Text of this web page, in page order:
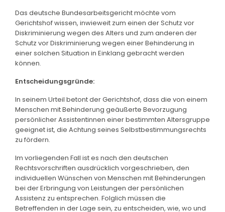
Das deutsche Bundesarbeitsgericht möchte vom
Gerichtshof wissen, inwieweit zum einen der Schutz vor
Diskriminierung wegen des Alters und zum anderen der
Schutz vor Diskriminierung wegen einer Behinderung in
einer solchen Situation in Einklang gebracht werden
können.
Entscheidungsgründe:
In seinem Urteil betont der Gerichtshof, dass die von einem
Menschen mit Behinderung geäußerte Bevorzugung
persönlicher Assistentinnen einer bestimmten Altersgruppe
geeignet ist, die Achtung seines Selbstbestimmungsrechts
zu fördern.
Im vorliegenden Fall ist es nach den deutschen
Rechtsvorschriften ausdrücklich vorgeschrieben, den
individuellen Wünschen von Menschen mit Behinderungen
bei der Erbringung von Leistungen der persönlichen
Assistenz zu entsprechen. Folglich müssen die
Betreffenden in der Lage sein, zu entscheiden, wie, wo und